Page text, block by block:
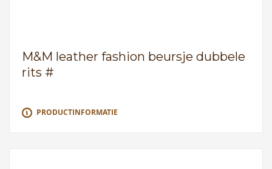
M&M leather fashion beursje dubbele
rits #
PRODUCTINFORMATIE